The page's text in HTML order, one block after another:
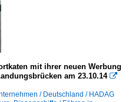
mit ihrer neuen Werbung
am 23.10.14 
/ Deutschland / HADAG